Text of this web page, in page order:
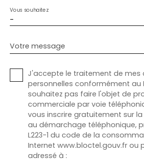
-
Vous souhaitez
Votre message
J'accepte le traitement de mes
personnelles conformément au
souhaitez pas faire l'objet de
commerciale par voie
vous inscrire gratuitement sur
au démarchage téléphonique,
L223-1 du code de la
Internet www.bloctel.gouv.fr ou
adressé à :